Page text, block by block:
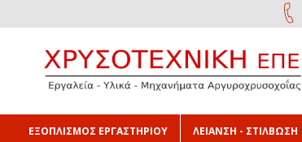
ΕΞΟΠΛΙΣΜΟΣ ΕΡΓΑΣΤΗΡΙΟΥ ΛΕΙΑΝΣΗ - ΣΤΙΛΒΩΣΗ